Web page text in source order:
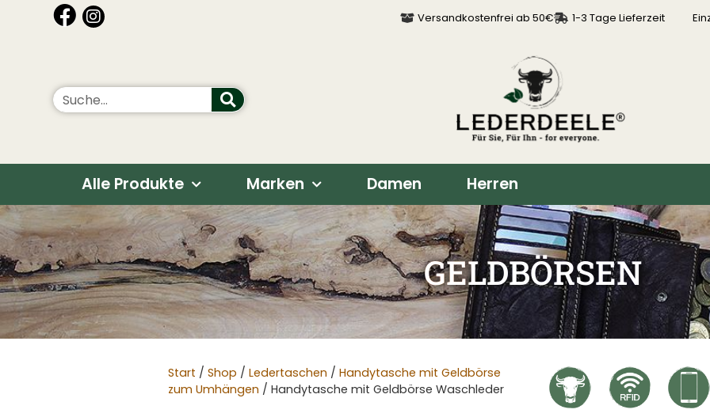
Versandkostenfrei ab 50€ 1-3 Tage Lieferzeit
Alle Produkte Marken Damen Herren
GELDBÖRSEN
Start / Shop / Ledertaschen / Handytasche mit Geldbörse
zum Umhängen / Handytasche mit Geldbörse Waschleder